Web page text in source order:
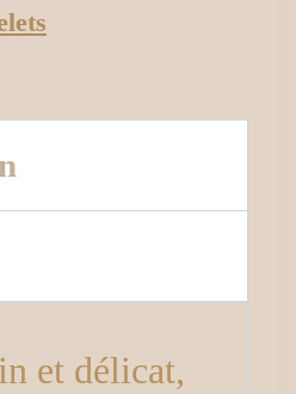
et délicat,